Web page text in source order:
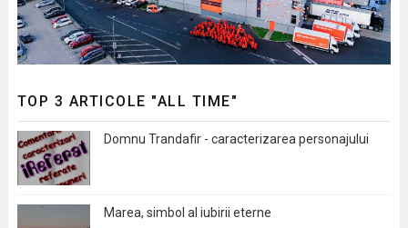
TOP 3 ARTICOLE "ALL TIME"
Domnu Trandafir - caracterizarea personajului
Marea, simbol al iubirii eterne